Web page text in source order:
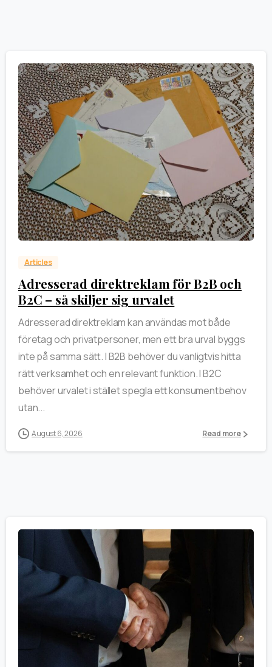
0
Articles
Adresserad direktreklam för B2B och
B2C – så skiljer sig urvalet
Adresserad direktreklam kan användas mot både
företag och privatpersoner, men ett bra urval byggs
inte på samma sätt. I B2B behöver du vanligtvis hitta
rätt verksamhet och en relevant funktion. I B2C
behöver urvalet i stället spegla ett konsumentbehov
utan...
August 6, 2026 Read more